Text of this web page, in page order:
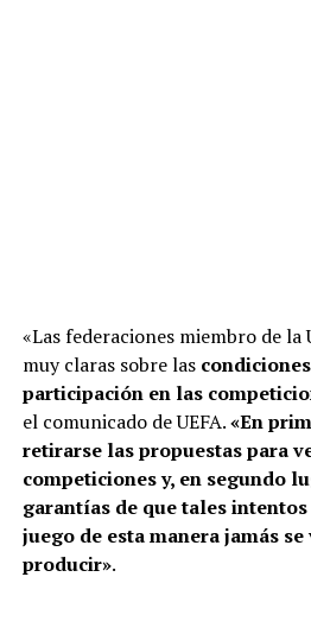
«Las federaciones miembro de la
muy claras sobre las
participación en las
el comunicado de UEFA.«En
retirarse las propuestas para
competiciones y, en segundo
garantías de que tales
juego de esta manera jamás
producir».